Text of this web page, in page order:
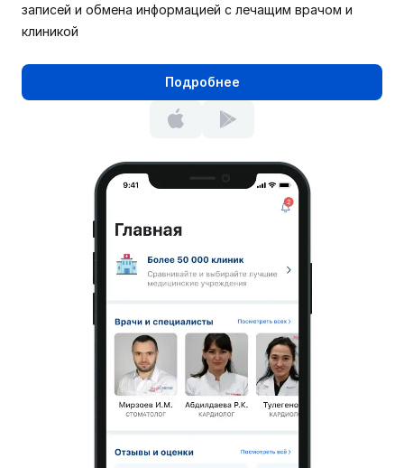
записей и обмена информацией с лечащим врачом и
клиникой
Подробнее